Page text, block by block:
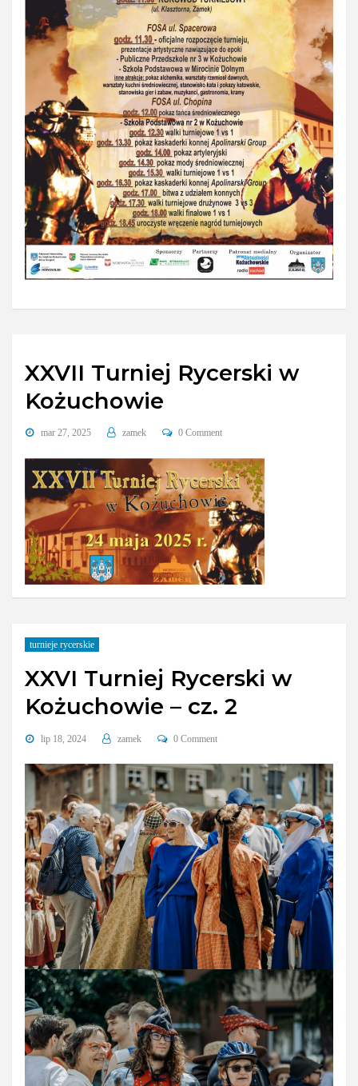
XXVII Turniej Rycerski w
Kożuchowie
mar 27, 2025 zamek 0 Comment
turnieje rycerskie
XXVI Turniej Rycerski w
Kożuchowie – cz. 2
lip 18, 2024 zamek 0 Comment